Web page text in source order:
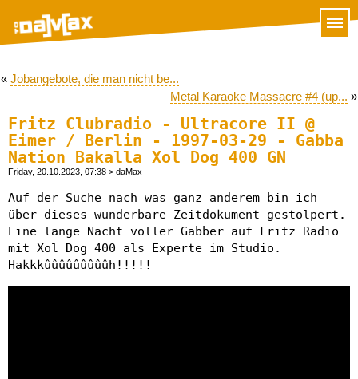
« Jobangebote, die man nicht be...
Metal Karaoke Massacre #4 (up... »
Fritz Clubradio - Ultracore II @
Eimer / Berlin - 1997-03-29 - Gabba
Nation Bakalla Xol Dog 400 GN
Friday, 20.10.2023, 07:38 > daMax
Auf der Suche nach was ganz anderem bin ich
über dieses wunderbare Zeitdokument gestolpert.
Eine lange Nacht voller Gabber auf Fritz Radio
mit Xol Dog 400 als Experte im Studio.
Hakkkûûûûûûûûûh!!!!!